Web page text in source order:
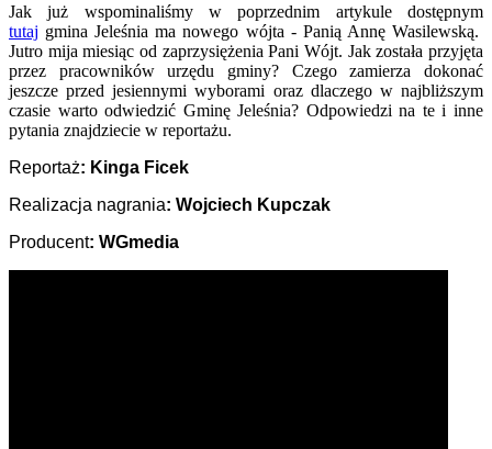
Jak już wspominaliśmy w poprzednim artykule dostępnym
tutaj gmina Jeleśnia ma nowego wójta - Panią Annę Wasilewską.
Jutro mija miesiąc od zaprzysiężenia Pani Wójt. Jak została przyjęta
przez pracowników urzędu gminy? Czego zamierza dokonać
jeszcze przed jesiennymi wyborami oraz dlaczego w najbliższym
czasie warto odwiedzić Gminę Jeleśnia? Odpowiedzi na te i inne
pytania znajdziecie w reportażu.
Reportaż: Kinga Ficek
Realizacja nagrania: Wojciech Kupczak
Producent: WGmedia